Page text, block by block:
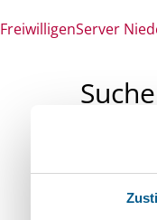
FreiwilligenServer
Sie
unsere